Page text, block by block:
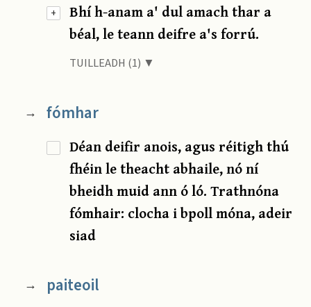
+
Bhí h-anam a' dul amach thar a
béal, le teann deifre a's forrú.
TUILLEADH (1) ▼
→ fómhar
Déan deifir anois, agus réitigh thú
fhéin le theacht abhaile, nó ní
bheidh muid ann ó ló. Trathnóna
fómhair: clocha i bpoll móna, adeir
siad
→ paiteoil